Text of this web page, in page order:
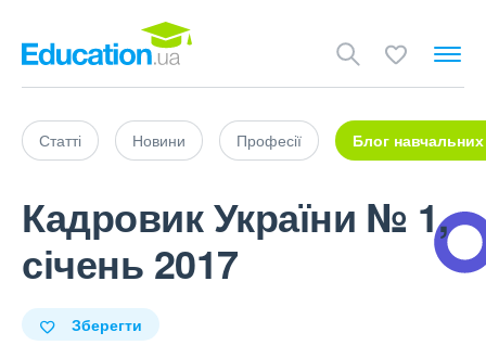
Статті Новини Професії Блог навчальних
Кадровик України № 1,
січень 2017
Зберегти